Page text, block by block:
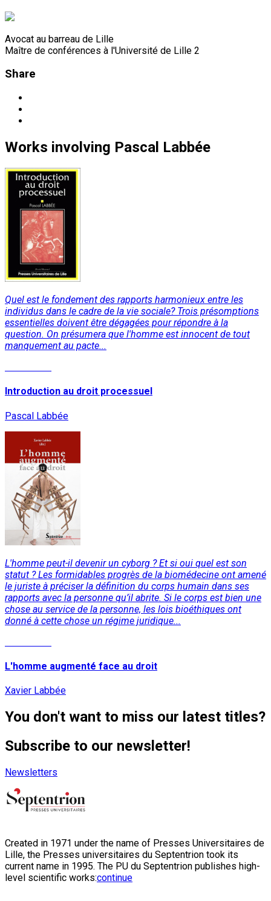
Avocat au barreau de Lille
Maître de conférences à l'Université de Lille 2
Share
Works involving Pascal Labbée
Quel est le fondement des rapports harmonieux entre les
individus dans le cadre de la vie sociale? Trois présomptions
essentielles doivent être dégagées pour répondre à la
question. On présumera que l'homme est innocent de tout
manquement au pacte...
Introduction au droit processuel
Pascal Labbée
L'homme peut-il devenir un cyborg ? Et si oui quel est son
statut ? Les formidables progrès de la biomédecine ont amené
le juriste à préciser la définition du corps humain dans ses
rapports avec la personne qu’il abrite. Si le corps est bien une
chose au service de la personne, les lois bioéthiques ont
donné à cette chose un régime juridique...
L'homme augmenté face au droit
Xavier Labbée
You don't want to miss our latest titles?
Subscribe to our newsletter!
Newsletters
Created in 1971 under the name of Presses Universitaires de
Lille, the Presses universitaires du Septentrion took its
current name in 1995. The PU du Septentrion publishes high-
level scientific works:continue